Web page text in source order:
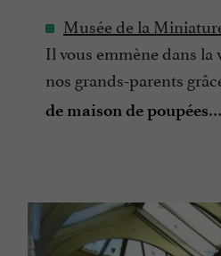
Musée de la
Il vous emmène dans
nos grands-parents
de maison de poupées…